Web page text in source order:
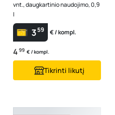
vnt., daugkartinio naudojimo, 0,9
l
359 € / kompl.
4 99 € / kompl.
Tikrinti likutį